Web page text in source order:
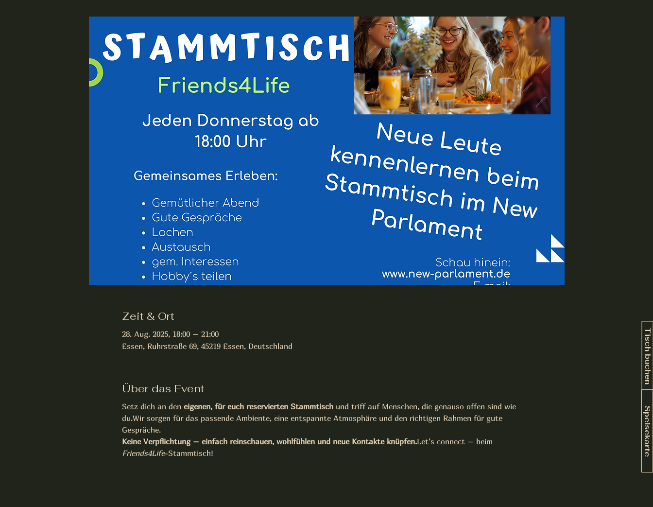
Tisch buchen
Speisekarte
Zeit & Ort
28. Aug. 2025, 18:00 – 21:00
Essen, Ruhrstraße 69, 45219 Essen, Deutschland
Über das Event
Setz dich an den eigenen, für euch reservierten Stammtisch und triff auf Menschen, die genauso offen sind wie
du.Wir sorgen für das passende Ambiente, eine entspannte Atmosphäre und den richtigen Rahmen für gute
Gespräche.
Keine Verpflichtung – einfach reinschauen, wohlfühlen und neue Kontakte knüpfen.Let’s connect – beim
Friends4Life-Stammtisch!